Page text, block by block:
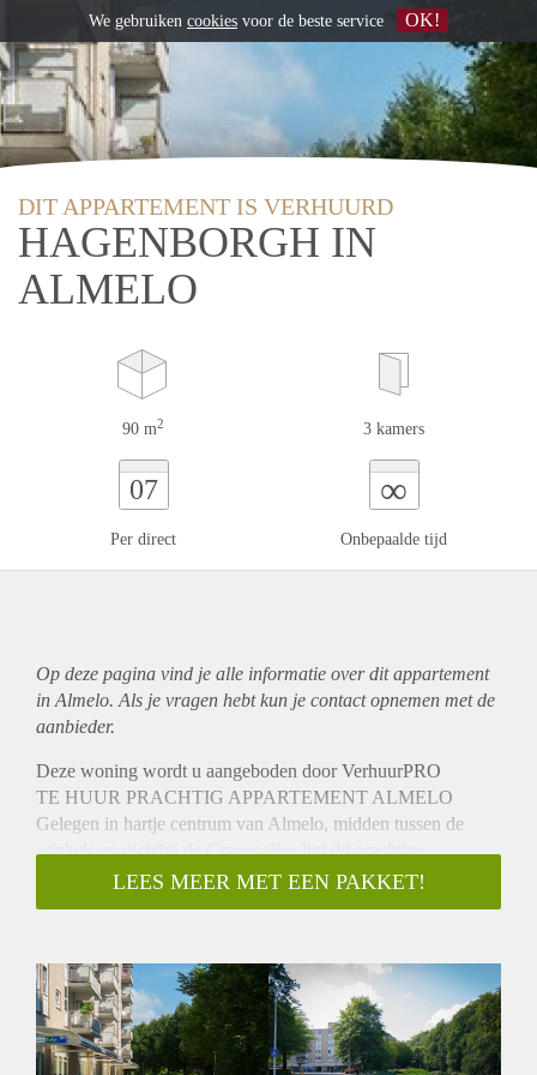
DIT APPARTEMENT IS VERHUURD
HAGENBORGH IN
ALMELO
90 m2 3 kamers
07
Per direct
∞
Onbepaalde tijd
Op deze pagina vind je alle informatie over ditappartement
in Almelo. Als je vragen hebt kun je contact opnemen met de
aanbieder.
Deze woning wordt u aangeboden door VerhuurPRO
TE HUUR PRACHTIG APPARTEMENT ALMELO
Gelegen in hartje centrum van Almelo, midden tussen de
winkels en dichtbij de Gravenallee ligt dit prachtige
appartement waar u zo in kunt!
INDELING:
pvc vloer en open keuken, welke is voorzien van alle
inbouwapparatuur. Vanuit de woonkamer heeft u toegang tot
het balkon.
BIJZONDERHEDEN:
LEES MEER MET EEN PAKKET!
We gebruiken cookies voor de beste service OK!